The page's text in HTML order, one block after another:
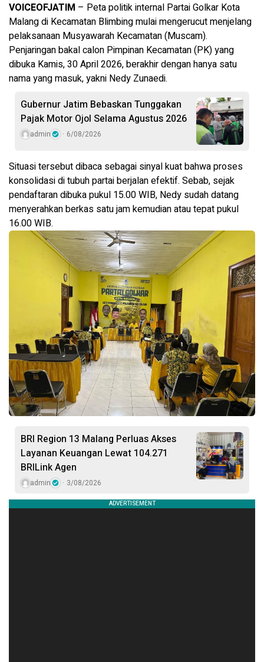
VOICEOFJATIM – Peta politik internal Partai Golkar Kota
Malang di Kecamatan Blimbing mulai mengerucut menjelang
pelaksanaan Musyawarah Kecamatan (Muscam).
Penjaringan bakal calon Pimpinan Kecamatan (PK) yang
dibuka Kamis, 30 April 2026, berakhir dengan hanya satu
nama yang masuk, yakni Nedy Zunaedi.
Gubernur Jatim Bebaskan Tunggakan
Pajak Motor Ojol Selama Agustus 2026
admin 6/08/2026
Situasi tersebut dibaca sebagai sinyal kuat bahwa proses
konsolidasi di tubuh partai berjalan efektif. Sebab, sejak
pendaftaran dibuka pukul 15.00 WIB, Nedy sudah datang
menyerahkan berkas satu jam kemudian atau tepat pukul
16.00 WIB.
BRI Region 13 Malang Perluas Akses
Layanan Keuangan Lewat 104.271
BRILink Agen
admin 3/08/2026